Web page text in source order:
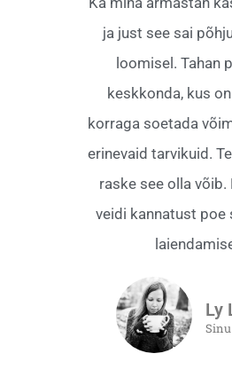
ja just see sai
loomisel. Tahan
keskkonda, kus
korraga soetada
erinevaid tarvikuid.
raske see olla võib.
veidi kannatust poe
Ly